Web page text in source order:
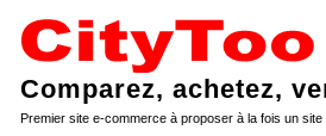
Comparez, achetez,
Premier site e-commerce à proposer à la fois un